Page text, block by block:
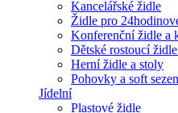
Kancelářské židle
Židle pro
Konferenční židle a
Dětské rostoucí
Herní židle a stoly
Pohovky a soft
Jídelní
Plastové židle